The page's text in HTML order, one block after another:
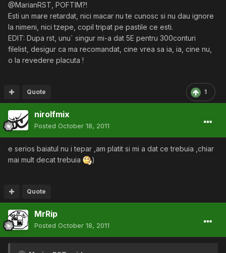
@MarianRST, POFTIM?!
Esti un mare retardat, nici macar nu te cunosc si nu dau ignore
la nimeni, nici tzepe, copil tripat pe pastile ce esti.
EDIT: Dupa rst, unu` singur mi-a dat 5E pentru 300conturi
filelist, desigur ca ma recomandat, cine vrea sa ia, ia, cine nu,
o la revedere placuta !
1
Quote
nirolfmix
Posted October 18, 2011
e serios baiatul nu i tepar ,am platit si mi a dat ce trebuia ,chiar
mai mult decat trebuia
)
Quote
MrRip
Posted October 18, 2011